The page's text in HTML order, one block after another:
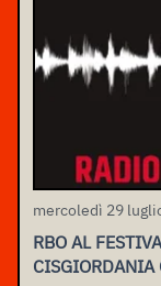
mercoledì 29
RBO AL
CISGIORDANIA